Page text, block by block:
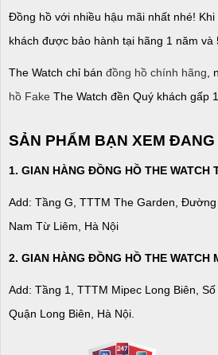
Đồng hồ với nhiều hậu mãi nhất nhé! Khi
khách được bảo hành tại hãng 1 năm và
The Watch chỉ bán đồng hồ chính hãng
hồ Fake The Watch đền Quý khách gấp
SẢN PHẨM BẠN XEM
1. GIAN HÀNG ĐỒNG HỒ THE WATCH
Add: Tầng G, TTTM The Garden,
Nam Từ Liêm, Hà Nội
2. GIAN HÀNG ĐỒNG HỒ THE WATCH
Add: Tầng 1, TTTM Mipec Long Biên,
Quận Long Biên, Hà Nội.